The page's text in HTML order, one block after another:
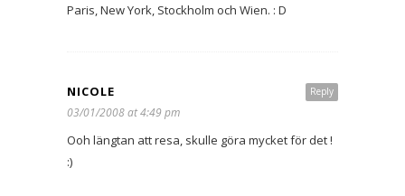
Paris, New York, Stockholm och Wien. : D
Reply
NICOLE
03/01/2008 at 4:49 pm
Ooh längtan att resa, skulle göra mycket för det !
:)